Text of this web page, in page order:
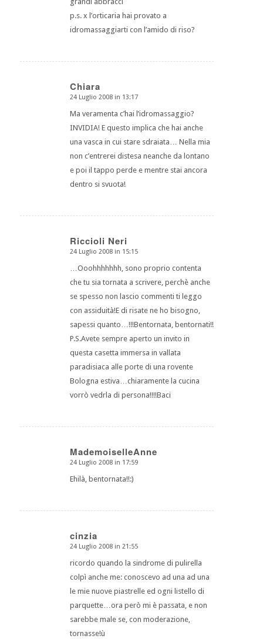
p.s. x l’orticaria hai provato a
idromassaggiarti con l’amido di riso?
Chiara
dice:
24 Luglio 2008 in 13:17
Ma veramenta c’hai l’idromassaggio?
INVIDIA! E questo implica che hai anche
una vasca in cui stare sdraiata… Nella mia
non c’entrerei distesa neanche da lontano
e poi il tappo perde e mentre stai ancora
dentro si svuota!
Riccioli Neri
dice:
24 Luglio 2008 in 15:15
…Ooohhhhhhh, sono proprio contenta
che tu sia tornata a scrivere, perchè anche
se spesso non lascio commenti ti leggo
con assiduità!E di risate ne ho bisogno,
sapessi quanto…!!!Bentornata, bentornati!!
P.S.Avete sempre aperto un invito in
questa casetta immersa in vallata
paradisiaca alle porte di una rovente
Bologna estiva…chiaramente la cucina
vorrò vedrla di persona!!!!Baci
MademoiselleAnne
dice:
24 Luglio 2008 in 17:59
Ehilà, bentornata!!:)
cinzia
dice:
24 Luglio 2008 in 21:55
ricordo quando la sindrome di pulirella
colpì anche me: conoscevo ad una ad una
le mie nuove piastrelle ed ogni listello di
parquette…ora però mi è passata, e non
sarebbe male se, con moderazione,
tornasse!ù